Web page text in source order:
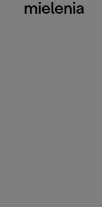
mielenia